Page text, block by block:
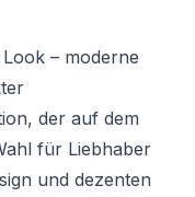
– moderne
der auf dem
für Liebhaber
und dezenten